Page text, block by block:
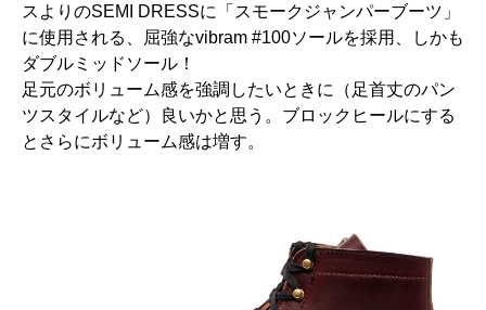
スよりのSEMI DRESSに「スモークジャンパーブーツ」
に使用される、屈強なvibram #100ソールを採用、しかも
ダブルミッドソール！
足元のボリューム感を強調したいときに（足首丈のパン
ツスタイルなど）良いかと思う。ブロックヒールにする
とさらにボリューム感は増す。